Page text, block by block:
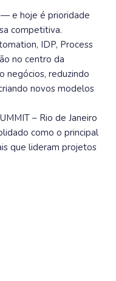
e hoje é prioridade
competitiva.
IDP, Process
no centro da
negócios, reduzindo
novos modelos
– Rio de Janeiro
como o principal
que lideram projetos